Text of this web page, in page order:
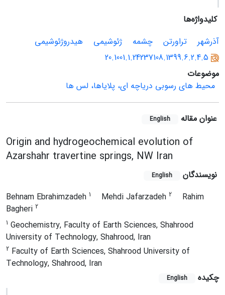
کلیدواژه‌ها
آذرشهر
تراورتن چشمه ژئوشیمی
هیدروژئوشیمی
20.1001.1.24237108.1399.6.2.4.5
موضوعات
محیط های رسوبی دریاچه ای، پلایاها، لس ها
عنوان مقاله English
Origin and hydrogeochemical evolution of
Azarshahr travertine springs, NW Iran
نویسندگان English
Behnam Ebrahimzadeh 1 Mehdi Jafarzadeh 2
Rahim
Bagheri 2
1 Geochemistry, Faculty of Earth Sciences, Shahrood
University of Technology, Shahrood, Iran
2 Faculty of Earth Sciences, Shahrood University of
Technology, Shahrood, Iran
چکیده
English